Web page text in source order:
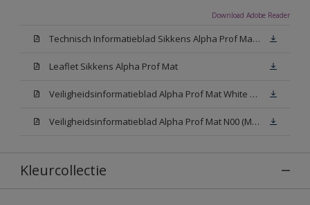
Download Adobe Reader
Technisch Informatieblad Sikkens Alpha Prof Mat(PDF)
Leaflet Sikkens Alpha Prof Mat
Veiligheidsinformatieblad Alpha Prof Mat White W05 (MSDS)
Veiligheidsinformatieblad Alpha Prof Mat N00 (MSDS)
Kleurcollectie